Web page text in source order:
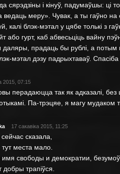
сярэдзіны і кінуў, падумаўшы: ці
ведаць меру». Чувак, а ты гаўно на
калі блэк-мэтал у цябе толькі з
або гурт, каб абвесьціць вайну
даляры, прадаць бы рублі, а потым
мэтал дэзу падрыхтаваў.
2015, 07:15
перадаюцца так як адказалi,
Па-трэцяе, я магу мудаком
17 сакавіка 2015, 11:25
сказала,
места мало.
имя свободы и демократии,
добры трапіўся.